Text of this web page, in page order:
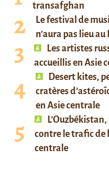
transafghan
Le festival de
n’aura pas lieu
Les artistes
accueillis en Asie
Desert kites,
cratères
en Asie centrale
contre le trafic de
centrale